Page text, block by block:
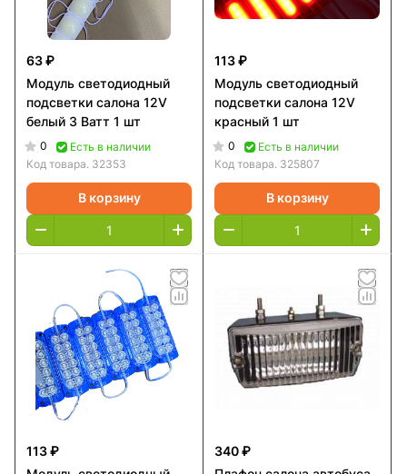
63 ₽
Модуль светодиодный
подсветки салона 12V
белый 3 Ватт 1 шт
0
Есть в наличии
Код товара. 32353
В корзину
113 ₽
Модуль светодиодный
подсветки салона 12V
красный 1 шт
0
Есть в наличии
Код товара. 325807
В корзину
113 ₽
340 ₽